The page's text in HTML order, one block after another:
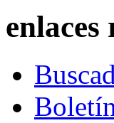
enlaces